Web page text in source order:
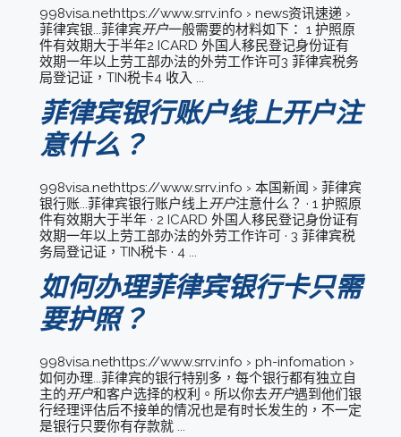
998visa.nethttps://www.srrv.info › news资讯速递 ›
菲律宾银...菲律宾开户一般需要的材料如下： 1 护照原
件有效期大于半年2 ICARD 外国人移民登记身份证有
效期一年以上劳工部办法的外劳工作许可3 菲律宾税务
局登记证，TIN税卡4 收入 ...
菲律宾银行账户线上开户注
意什么？
998visa.nethttps://www.srrv.info › 本国新闻 › 菲律宾
银行账...菲律宾银行账户线上开户注意什么？ · 1 护照原
件有效期大于半年 · 2 ICARD 外国人移民登记身份证有
效期一年以上劳工部办法的外劳工作许可 · 3 菲律宾税
务局登记证，TIN税卡 · 4 ...
如何办理菲律宾银行卡只需
要护照？
998visa.nethttps://www.srrv.info › ph-infomation ›
如何办理...菲律宾的银行特别多，每个银行都有独立自
主的开户和客户选择的权利。所以你去开户遇到他们银
行经理评估后不接单的情况也是有时长发生的，不一定
是银行只要你有存款就 ...